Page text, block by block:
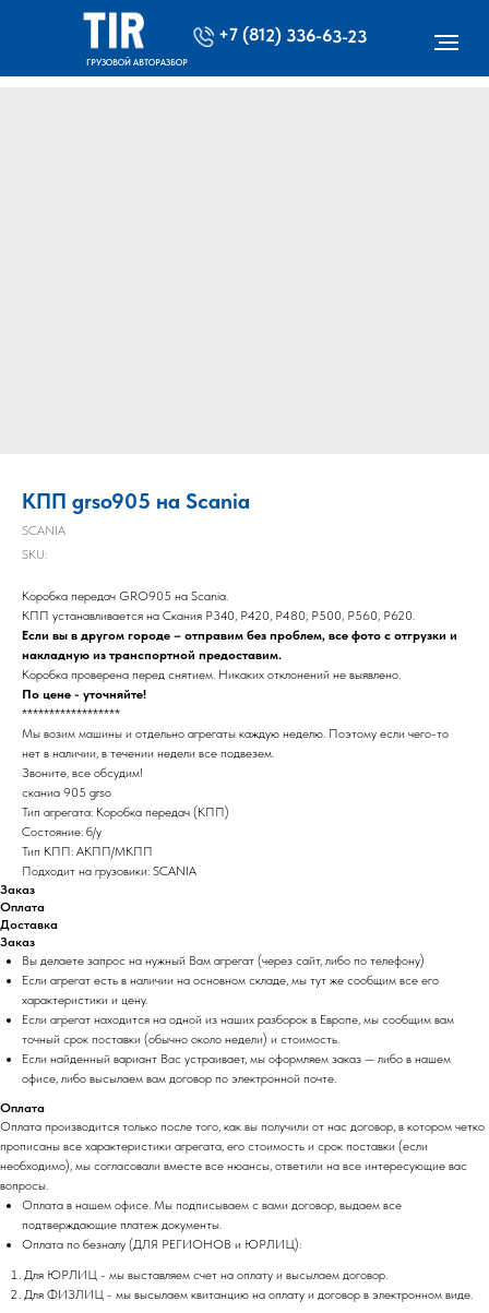
+7 (812) 336-63-23
ГРУЗОВОЙ АВТОРАЗБОР
КПП grso905 на Scania
SCANIA
SKU:
Коробка передач GRO905 на Scania.
КПП устанавливается на Скания P340, P420, P480, P500, P560, P620.
Если вы в другом городе – отправим без проблем, все фото с отгрузки и
накладную из транспортной предоставим.
Коробка проверена перед снятием. Никаких отклонений не выявлено.
По цене - уточняйте!
******************
Мы возим машины и отдельно агрегаты каждую неделю. Поэтому если чего-то
нет в наличии, в течении недели все подвезем.
Звоните, все обсудим!
сканиа 905 grso
Тип агрегата: Коробка передач (КПП)
Состояние: б/у
Тип КПП: АКПП/МКПП
Подходит на грузовики: SCANIA
Заказ
Оплата
Доставка
Заказ
Вы делаете запрос на нужный Вам агрегат (через сайт, либо по телефону)
Если агрегат есть в наличии на основном складе, мы тут же сообщим все его
характеристики и цену.
Если агрегат находится на одной из наших разборок в Европе, мы сообщим вам
точный срок поставки (обычно около недели) и стоимость.
Если найденный вариант Вас устраивает, мы оформляем заказ — либо в нашем
офисе, либо высылаем вам договор по электронной почте.
Оплата
Оплата производится только после того, как вы получили от нас договор, в котором четко
прописаны все характеристики агрегата, его стоимость и срок поставки (если
необходимо), мы согласовали вместе все нюансы, ответили на все интересующие вас
вопросы.
Оплата в нашем офисе. Мы подписываем с вами договор, выдаем все
подтверждающие платеж документы.
Оплата по безналу (ДЛЯ РЕГИОНОВ и ЮРЛИЦ):
Для ЮРЛИЦ - мы выставляем счет на оплату и высылаем договор.
Для ФИЗЛИЦ - мы высылаем квитанцию на оплату и договор в электронном виде.